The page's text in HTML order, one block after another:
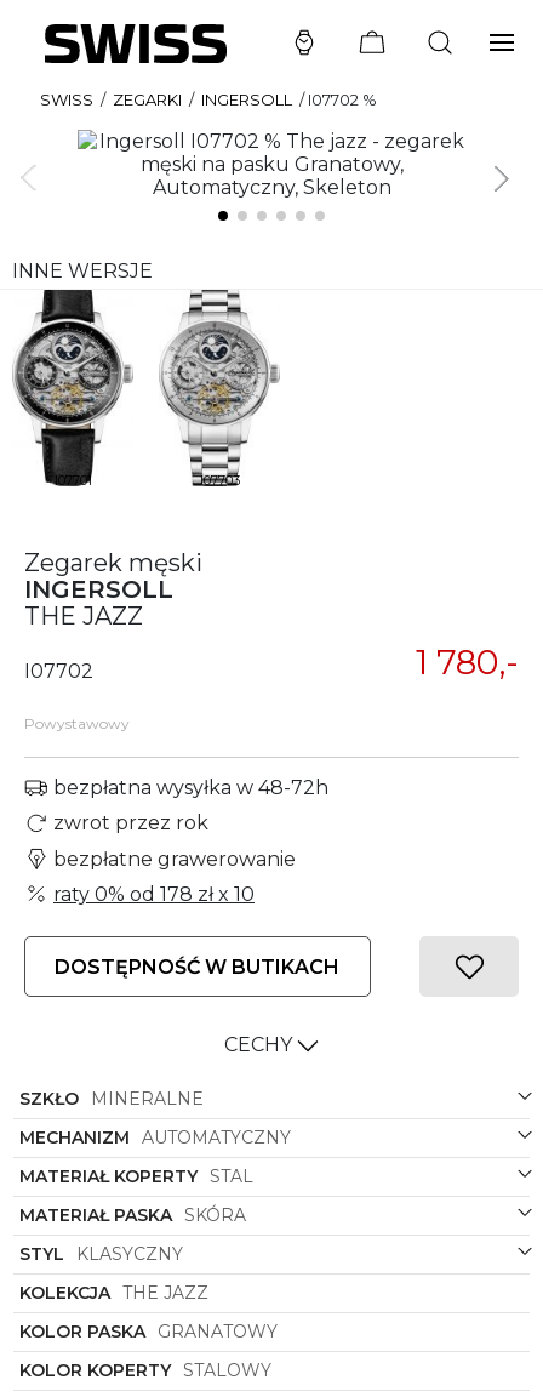
SWISS / ZEGARKI / INGERSOLL /I07702 %
INNE WERSJE
I07701 I07703
Zegarek męski
INGERSOLL
THE JAZZ
I07702
Powystawowy
1 780,-
bezpłatna wysyłka w 48-72h
zwrot przez rok
bezpłatne grawerowanie
raty 0% od 178 złx 10
DOSTĘPNOŚĆ W BUTIKACH
CECHY
SZKŁO
MINERALNE
MECHANIZM
AUTOMATYCZNY
MATERIAŁ KOPERTY STAL
MATERIAŁ PASKA SKÓRA
STYL
KLASYCZNY
KOLEKCJA THE JAZZ
KOLOR PASKA GRANATOWY
KOLOR KOPERTY STALOWY